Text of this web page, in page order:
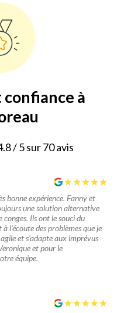
à
/ 5 sur 70 avis
bonne expérience. Fanny et
une solution alternative
conges. Ils ont le souci du
l'écoute des problèmes que je
et s'adapte aux imprévus
et pour le
équipe.